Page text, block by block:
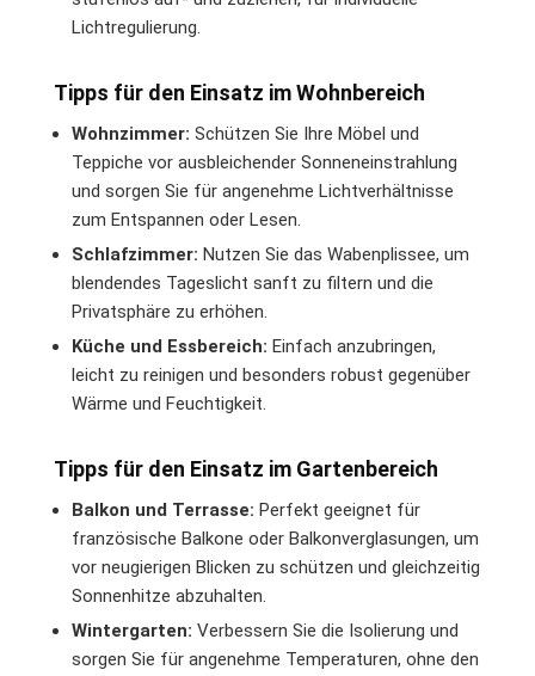
Lichtregulierung.
Tipps für den Einsatz im Wohnbereich
Wohnzimmer: Schützen Sie Ihre Möbel und
Teppiche vor ausbleichender Sonneneinstrahlung
und sorgen Sie für angenehme Lichtverhältnisse
zum Entspannen oder Lesen.
Schlafzimmer: Nutzen Sie das Wabenplissee, um
blendendes Tageslicht sanft zu filtern und die
Privatsphäre zu erhöhen.
Küche und Essbereich: Einfach anzubringen,
leicht zu reinigen und besonders robust gegenüber
Wärme und Feuchtigkeit.
Tipps für den Einsatz im Gartenbereich
Balkon und Terrasse: Perfekt geeignet für
französische Balkone oder Balkonverglasungen, um
vor neugierigen Blicken zu schützen und gleichzeitig
Sonnenhitze abzuhalten.
Wintergarten: Verbessern Sie die Isolierung und
sorgen Sie für angenehme Temperaturen, ohne den